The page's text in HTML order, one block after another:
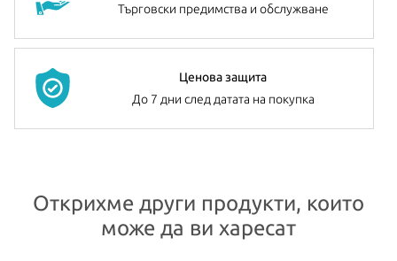
Търговски предимства и обслужване
Ценова защита
До 7 дни след датата на покупка
Открихме други продукти, които
може да ви харесат